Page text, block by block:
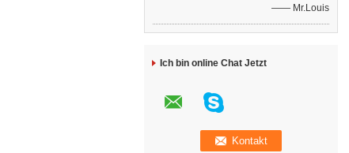
—— Mr.Louis
Ich bin online Chat Jetzt